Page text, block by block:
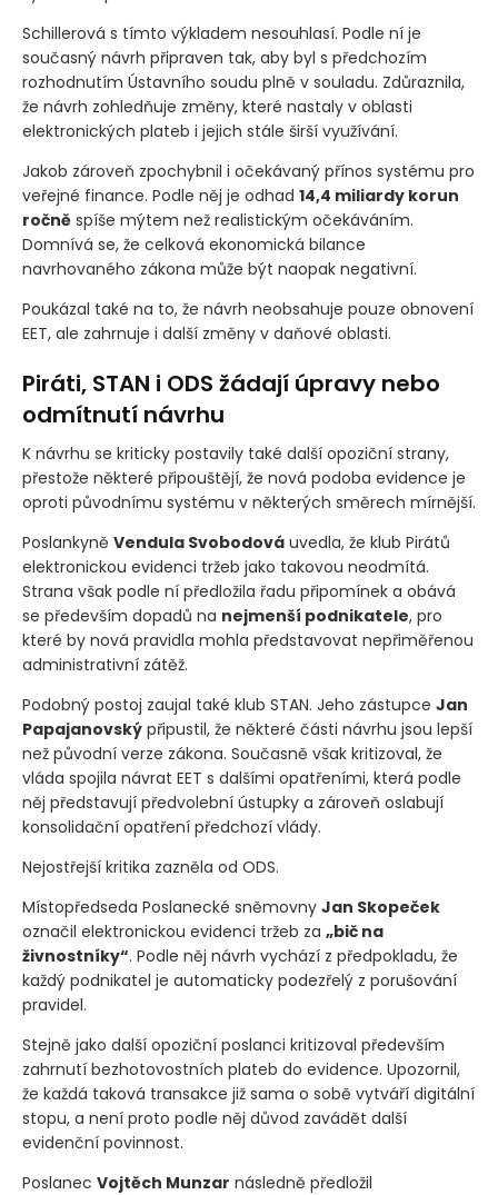
Schillerová s tímto výkladem nesouhlasí. Podle ní je
současný návrh připraven tak, aby byl s předchozím
rozhodnutím Ústavního soudu plně v souladu. Zdůraznila,
že návrh zohledňuje změny, které nastaly v oblasti
elektronických plateb i jejich stále širší využívání.
Jakob zároveň zpochybnil i očekávaný přínos systému pro
veřejné finance. Podle něj je odhad 14,4 miliardy korun
ročně spíše mýtem než realistickým očekáváním.
Domnívá se, že celková ekonomická bilance
navrhovaného zákona může být naopak negativní.
Poukázal také na to, že návrh neobsahuje pouze obnovení
EET, ale zahrnuje i další změny v daňové oblasti.
Piráti, STAN i ODS žádají úpravy nebo
odmítnutí návrhu
K návrhu se kriticky postavily také další opoziční strany,
přestože některé připouštějí, že nová podoba evidence je
oproti původnímu systému v některých směrech mírnější.
Poslankyně Vendula Svobodová uvedla, že klub Pirátů
elektronickou evidenci tržeb jako takovou neodmítá.
Strana však podle ní předložila řadu připomínek a obává
se především dopadů na nejmenší podnikatele, pro
které by nová pravidla mohla představovat nepřiměřenou
administrativní zátěž.
Podobný postoj zaujal také klub STAN. Jeho zástupce Jan
Papajanovský připustil, že některé části návrhu jsou lepší
než původní verze zákona. Současně však kritizoval, že
vláda spojila návrat EET s dalšími opatřeními, která podle
něj představují předvolební ústupky a zároveň oslabují
konsolidační opatření předchozí vlády.
Nejostřejší kritika zazněla od ODS.
Místopředseda Poslanecké sněmovny Jan Skopeček
označil elektronickou evidenci tržeb za „bič na
živnostníky“. Podle něj návrh vychází z předpokladu, že
každý podnikatel je automaticky podezřelý z porušování
pravidel.
Stejně jako další opoziční poslanci kritizoval především
zahrnutí bezhotovostních plateb do evidence. Upozornil,
že každá taková transakce již sama o sobě vytváří digitální
stopu, a není proto podle něj důvod zavádět další
evidenční povinnost.
Poslanec Vojtěch Munzar následně předložil